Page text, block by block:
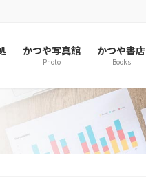
かつや写真館
Photo
かつや書店
Books